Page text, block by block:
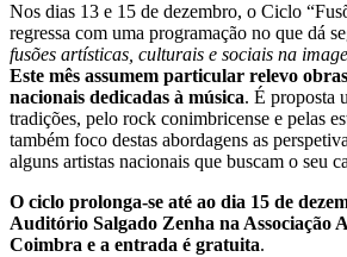
Nos dias 13 e 15 de dezembro, o Ciclo
regressa com uma programação no que dá
fusões artísticas, culturais e sociais na
Este mês assumem particular relevo
nacionais dedicadas à música. É proposta
tradições, pelo rock conimbricense e pelas
também foco destas abordagens as
alguns artistas nacionais que buscam o seu
O ciclo prolonga-se até ao dia 15 de
Auditório Salgado Zenha na Associação
Coimbra e a entrada é gratuita.